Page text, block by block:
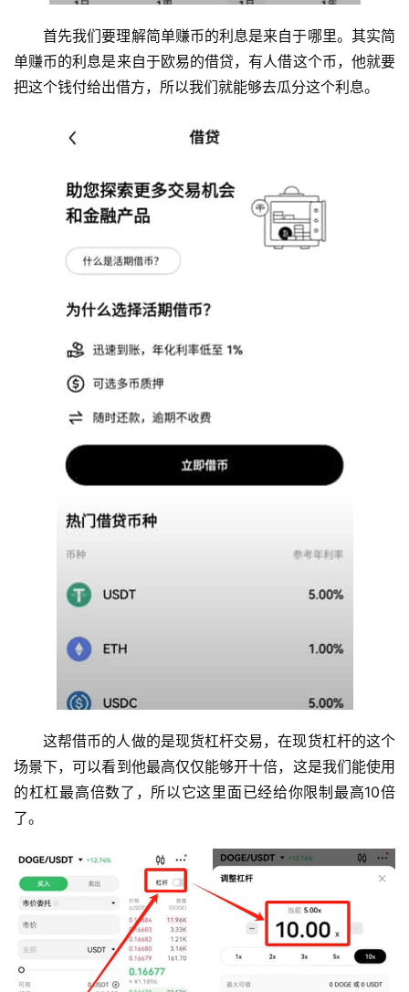
首先我们要理解简单赚币的利息是来自于哪里。其实简
单赚币的利息是来自于欧易的借贷，有人借这个币，他就要
把这个钱付给出借方，所以我们就能够去瓜分这个利息。
这帮借币的人做的是现货杠杆交易，在现货杠杆的这个
场景下，可以看到他最高仅仅能够开十倍，这是我们能使用
的杠杠最高倍数了，所以它这里面已经给你限制最高10倍
了。